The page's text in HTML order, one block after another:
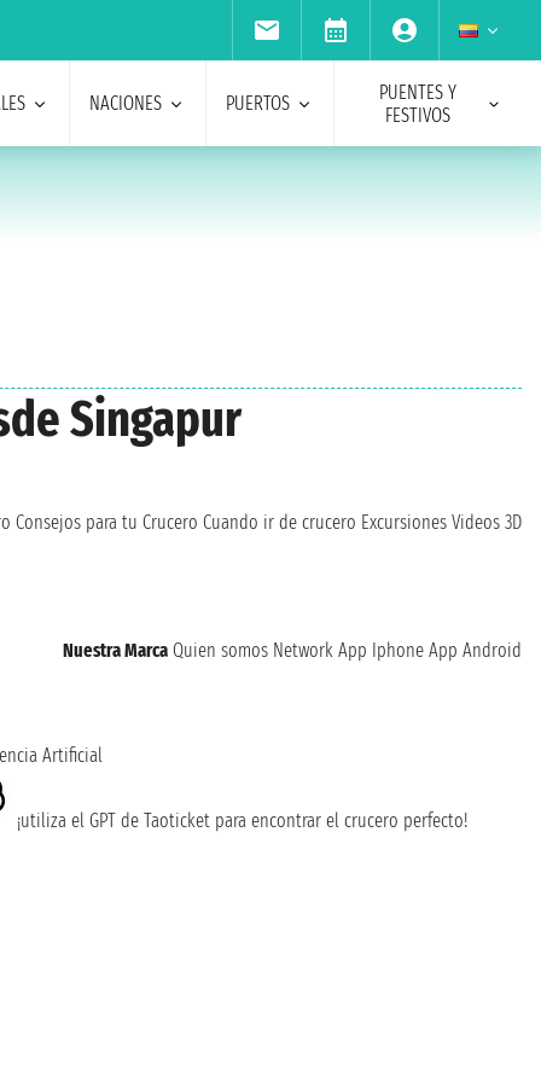
NACIONES PUERTOS
PUENTES Y
FESTIVOS
Singapur
Consejos para tu Crucero Cuando ir de crucero Excursiones Videos 3D
Nuestra Marca Quien somos Network App Iphone App Android
Artificial
¡utiliza el GPT de Taoticket para encontrar el crucero perfecto!